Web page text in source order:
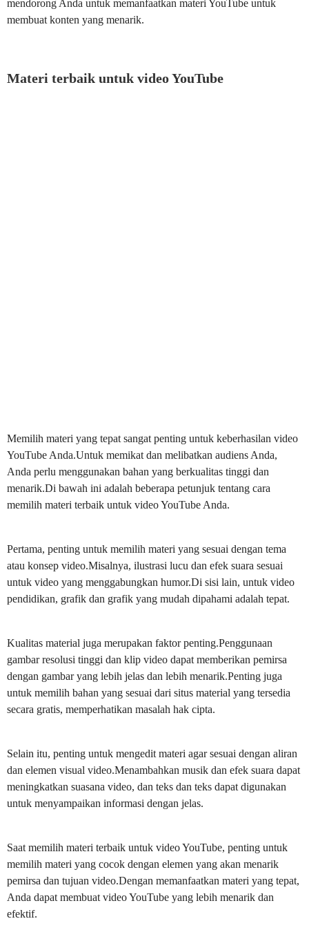
mendorong Anda untuk memanfaatkan materi YouTube untuk
membuat konten yang menarik.
Materi terbaik untuk video YouTube
Memilih materi yang tepat sangat penting untuk keberhasilan video
YouTube Anda.Untuk memikat dan melibatkan audiens Anda,
Anda perlu menggunakan bahan yang berkualitas tinggi dan
menarik.Di bawah ini adalah beberapa petunjuk tentang cara
memilih materi terbaik untuk video YouTube Anda.
Pertama, penting untuk memilih materi yang sesuai dengan tema
atau konsep video.Misalnya, ilustrasi lucu dan efek suara sesuai
untuk video yang menggabungkan humor.Di sisi lain, untuk video
pendidikan, grafik dan grafik yang mudah dipahami adalah tepat.
Kualitas material juga merupakan faktor penting.Penggunaan
gambar resolusi tinggi dan klip video dapat memberikan pemirsa
dengan gambar yang lebih jelas dan lebih menarik.Penting juga
untuk memilih bahan yang sesuai dari situs material yang tersedia
secara gratis, memperhatikan masalah hak cipta.
Selain itu, penting untuk mengedit materi agar sesuai dengan aliran
dan elemen visual video.Menambahkan musik dan efek suara dapat
meningkatkan suasana video, dan teks dan teks dapat digunakan
untuk menyampaikan informasi dengan jelas.
Saat memilih materi terbaik untuk video YouTube, penting untuk
memilih materi yang cocok dengan elemen yang akan menarik
pemirsa dan tujuan video.Dengan memanfaatkan materi yang tepat,
Anda dapat membuat video YouTube yang lebih menarik dan
efektif.